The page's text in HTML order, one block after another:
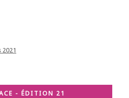
- ÉDITION 21